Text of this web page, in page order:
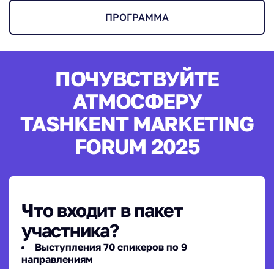
ПРОГРАММА
ПОЧУВСТВУЙТЕ
АТМОСФЕРУ
TASHKENT MARKETING
FORUM 2025
Что входит в пакет
участника?
Выступления 70 спикеров по 9
направлениям